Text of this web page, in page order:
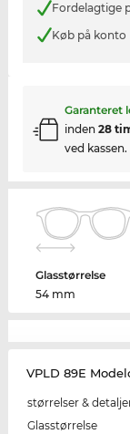
Fordelagtige
Køb på konto
Garanteret
inden 28
ved kassen.
Glasstørrelse
54 mm
VPLD 89E
størrelser &
Glasstørrelse